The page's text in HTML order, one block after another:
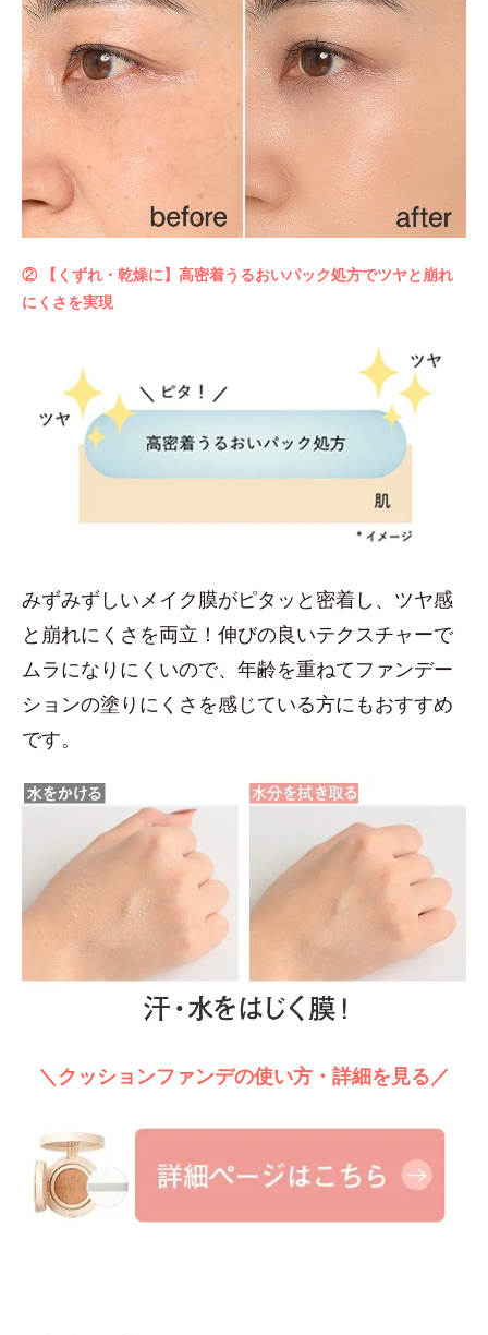
② 【くずれ・乾燥に】高密着うるおいパック処方でツヤと崩れ
にくさを実現
みずみずしいメイク膜がピタッと密着し、ツヤ感
と崩れにくさを両立！伸びの良いテクスチャーで
ムラになりにくいので、年齢を重ねてファンデー
ションの塗りにくさを感じている方にもおすすめ
です。
＼クッションファンデの使い方・詳細を見る／